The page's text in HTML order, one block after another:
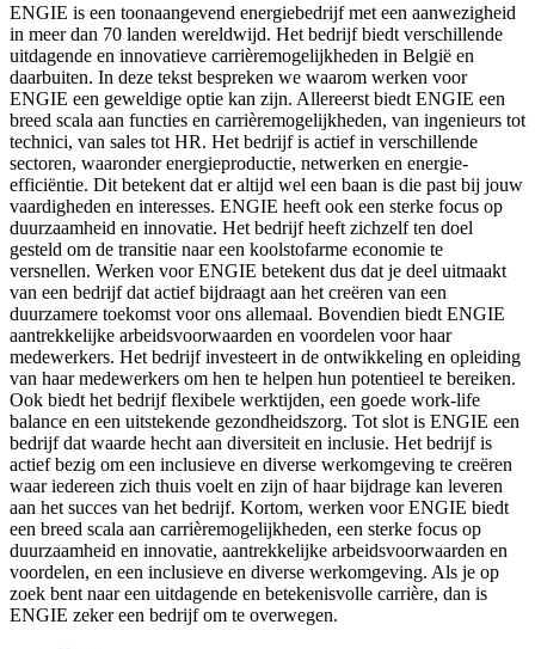
ENGIE is een toonaangevend energiebedrijf met een aanwezigheid
in meer dan 70 landen wereldwijd. Het bedrijf biedt verschillende
uitdagende en innovatieve carrièremogelijkheden in België en
daarbuiten. In deze tekst bespreken we waarom werken voor
ENGIE een geweldige optie kan zijn. Allereerst biedt ENGIE een
breed scala aan functies en carrièremogelijkheden, van ingenieurs tot
technici, van sales tot HR. Het bedrijf is actief in verschillende
sectoren, waaronder energieproductie, netwerken en energie-
efficiëntie. Dit betekent dat er altijd wel een baan is die past bij jouw
vaardigheden en interesses. ENGIE heeft ook een sterke focus op
duurzaamheid en innovatie. Het bedrijf heeft zichzelf ten doel
gesteld om de transitie naar een koolstofarme economie te
versnellen. Werken voor ENGIE betekent dus dat je deel uitmaakt
van een bedrijf dat actief bijdraagt aan het creëren van een
duurzamere toekomst voor ons allemaal. Bovendien biedt ENGIE
aantrekkelijke arbeidsvoorwaarden en voordelen voor haar
medewerkers. Het bedrijf investeert in de ontwikkeling en opleiding
van haar medewerkers om hen te helpen hun potentieel te bereiken.
Ook biedt het bedrijf flexibele werktijden, een goede work-life
balance en een uitstekende gezondheidszorg. Tot slot is ENGIE een
bedrijf dat waarde hecht aan diversiteit en inclusie. Het bedrijf is
actief bezig om een inclusieve en diverse werkomgeving te creëren
waar iedereen zich thuis voelt en zijn of haar bijdrage kan leveren
aan het succes van het bedrijf. Kortom, werken voor ENGIE biedt
een breed scala aan carrièremogelijkheden, een sterke focus op
duurzaamheid en innovatie, aantrekkelijke arbeidsvoorwaarden en
voordelen, en een inclusieve en diverse werkomgeving. Als je op
zoek bent naar een uitdagende en betekenisvolle carrière, dan is
ENGIE zeker een bedrijf om te overwegen.